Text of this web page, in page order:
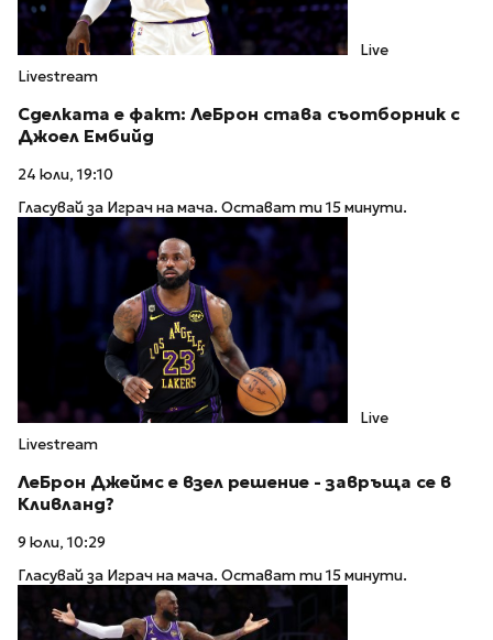
Live
Livestream
Сделката е факт: ЛеБрон става съотборник с
Джоел Ембийд
24 юли, 19:10
Гласувай за Играч на мача. Остават ти 15 минути.
Live
Livestream
ЛеБрон Джеймс е взел решение - завръща се в
Кливланд?
9 юли, 10:29
Гласувай за Играч на мача. Остават ти 15 минути.